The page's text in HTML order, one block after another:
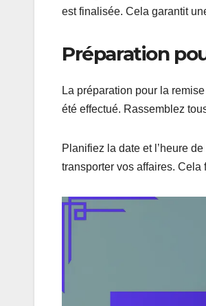
est finalisée. Cela garantit
Préparation
La préparation pour la
été effectué. Rassemblez
Planifiez la date et l’heure
transporter vos affaires.